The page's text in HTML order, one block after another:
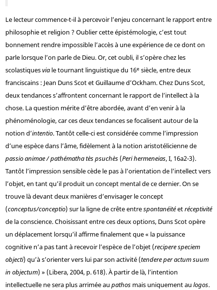
Le lecteur commence-t-il à percevoir l’enjeu concernant le rapport entre
philosophie et religion ? Oublier cette épistémologie, c’est tout
bonnement rendre impossible l’accès à une expérience de ce dont on
parle lorsque l’on parle de Dieu. Or, cet oubli, il s’opère chez les
scolastiquesviale tournant linguistique du 16e siècle, entre deux
franciscains : Jean Duns Scot et Guillaume d’Ockham. Chez Duns Scot,
deux tendances s’affrontent concernant le rapport de l’intellect à la
chose. La question mérite d’être abordée, avant d’en venir à la
phénoménologie, car ces deux tendances se focalisent autour de la
notion d’intentio. Tantôt celle-ci est considérée comme l’impression
d’une espèce dans l’âme, fidèlement à la notion aristotélicienne de
passio animae / pathématha tès psuchès(Peri hermeneias, I, 16a2-3).
Tantôt l’impression sensible cède le pas à l’orientation de l’intellect vers
l’objet, en tant qu’il produit un concept mental de ce dernier. On se
trouve là devant deux manières d’envisager le concept
(conceptus/conceptio) sur la ligne de crête entrespontanéitéetréceptivité
de la conscience. Choisissant entre ces deux options, Duns Scot opère
un déplacement lorsqu’il affirme finalement que « la puissance
cognitive n’a pas tant à recevoir l’espèce de l’objet (recipere speciem
objecti) qu’à s’orienter vers lui par son activité (tendere per actum suum
in objectum) » (Libera, 2004, p. 618). À partir de là, l’intention
intellectuelle ne sera plus arrimée au pathosmais uniquement au logos.